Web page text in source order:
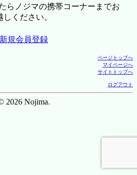
らノジマの携帯コーナーまでお
しください。
新規会員登録
ページトップへ
マイページへ
サイトトップへ
ログアウト
2026 Nojima.